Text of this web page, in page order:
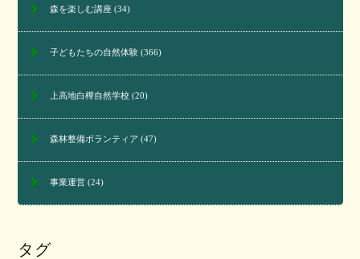
森を楽しむ講座(34)
子どもたちの自然体験(366)
上高地白樺自然学校(20)
森林整備ボランティア (47)
事業運営(24)
タグ